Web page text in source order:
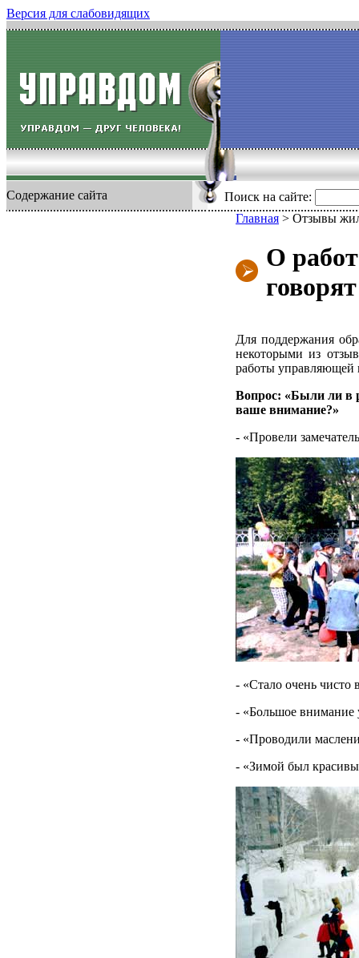
Версия для слабовидящих
Содержание сайта
Поиск на сайте:
Главная > Отзывы
О
Для поддержания
некоторыми из
работы
Вопрос: «Были ли в
ваше внимание?»
- «Провели
- «Стало очень чисто
- «Большое внимание
- «Проводили
- «Зимой был